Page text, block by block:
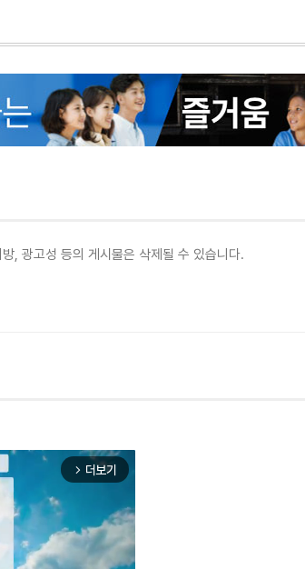
arrow_forward_ios 더보기